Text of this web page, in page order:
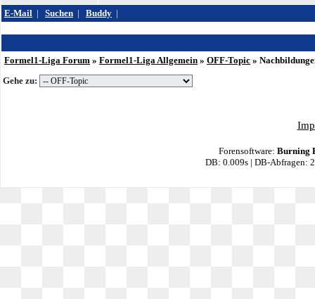
E-Mail | Suchen | Buddy |
Formel1-Liga Forum » Formel1-Liga Allgemein » OFF-Topic »
Gehe zu:
Forensoftware: Burning
DB: 0.009s | DB-Abfragen: